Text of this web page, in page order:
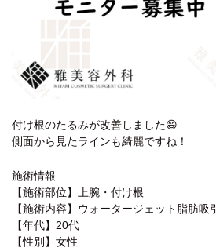
付け根のたるみが改善しました😄
側面から見たラインも綺麗ですね！
施術情報
【施術部位】上腕・付け根
【施術内容】ウォータージェット脂肪吸引
【年代】20代
【性別】女性